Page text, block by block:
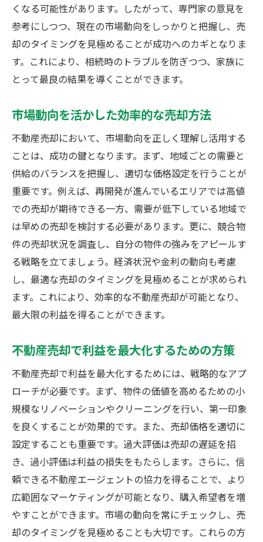
くなる可能性があります。したがって、専門家の意見を
参考にしつつ、現在の市場動向をしっかりと把握し、売
却のタイミングを見極めることが成功へのカギとなりま
す。これにより、相続時のトラブルを防ぎつつ、家族に
とって最良の結果を導くことができます。
市場動向を活かした効率的な売却方法
不動産売却において、市場動向を正しく理解し活用する
ことは、成功の鍵となります。まず、地域ごとの需要と
供給のバランスを把握し、適切な価格設定を行うことが
重要です。例えば、再開発が進んでいるエリアでは高値
での売却が期待できる一方、需要が低下している地域で
は早めの売却を検討する必要があります。更に、競合物
件の売却状況を調査し、自分の物件の強みをアピールす
る戦略を立てましょう。経済状況や金利の動向も考慮
し、最適な売却のタイミングを見極めることが求められ
ます。これにより、効率的な不動産売却が可能となり、
最大限の利益を得ることができます。
不動産売却で利益を最大化するための方策
不動産売却で利益を最大化するためには、戦略的なアプ
ローチが必要です。まず、物件の価値を高めるための小
規模なリノベーションやクリーニングを行い、第一印象
を良くすることが効果的です。また、売却価格を適切に
設定することも重要です。過大評価は売却の遅延を招
き、過小評価は利益の損失をもたらします。さらに、信
頼できる不動産エージェントの協力を得ることで、より
広範囲なマーケティングが可能となり、購入希望者を増
やすことができます。市場の動向を常にチェックし、売
却のタイミングを見極めることも大切です。これらの方